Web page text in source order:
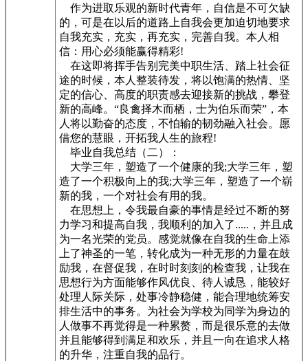
作为进取乐观的新时代青年，自信是不可欠缺
的，可是在以后的道路上自我会更加迫切地要求
自我充实，充实，再充实，完善自我。本人相
信：用心必须能赢得精彩!
在这即将挥手告别完美中职生活、踏上社会征
途的时候，本人整装待发，将以饱满的热情、坚
定的信心、高度的职责感去迎接新的挑战，攀登
新的高峰。“良禽择木而栖，士为伯乐而荣”，本
人将以勤奋的态度，不怕输的韧劲融入社会。愿
借您的慧眼，开拓我人生的旅程!
毕业自我总结（二）：
大学三年，塑造了一个健康的我;大学三年，塑
造了一个积极向上的我;大学三年，塑造了一个崭
新的我，一个对社会有用的我。
在思想上，令我最自豪的事情是经过不断的努
力学习和提高自我，我顺利的加入了.....，并且成
为一名光荣的党员。感觉就像在自我的生命上添
上了神圣的一笔，转化成为一种无形的力量在鼓
励我，在督促我，在时时刻刻的检查我，让我在
思想行为方面能够作风优良、待人诚恳，能较好
处理人际关际，处事冷静稳健，能合理地统筹安
排生活中的事务。为社会为学校为同学为身边的
人做事不再觉得是一种累赘，而是很乐意的去做
并且能够得到满足和欢乐，并且一向在追求人格
的升华，注重自我的品行。